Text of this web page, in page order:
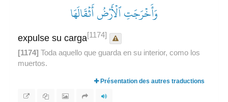
وَأَخۡرَجَتِ ٱلۡأَرۡضُ أَثۡقَالَهَا
expulse su carga[1174]
[1174] Toda aquello que guarda en su interior, como los
muertos.
Présentation des autres traductions